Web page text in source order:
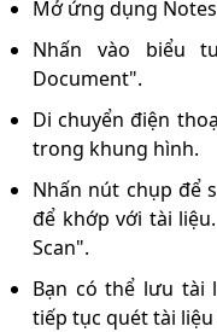
Mở ứng dụng
Nhấn vào biểu
Document".
Di chuyển điện
trong khung hình.
Nhấn nút chụp để
để khớp với tài
Scan".
Bạn có thể lưu tài
tiếp tục quét tài liệu